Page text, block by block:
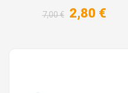
7,00 € 2,80 €